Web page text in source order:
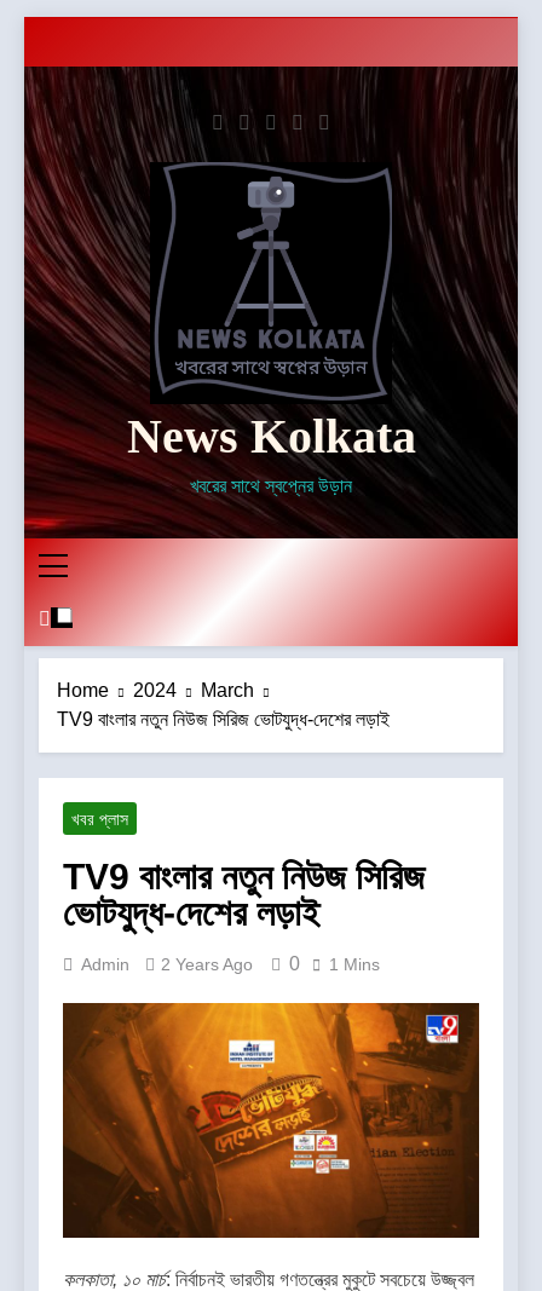
content
News Kolkata
খবরের সাথে স্বপ্নের উড়ান
Home 2024
March
TV9 বাংলার নতুন নিউজ সিরিজ ভোটযুদ্ধ-দেশের লড়াই
খবর প্লাস
TV9 বাংলার নতুন নিউজ সিরিজ
ভোটযুদ্ধ-দেশের লড়াই
Admin 2 Years Ago 0 1 Mins
কলকাতা, ১০ মার্চ: নির্বাচনই ভারতীয় গণতন্ত্রের মুকুটে সবচেয়ে উজ্জ্বল